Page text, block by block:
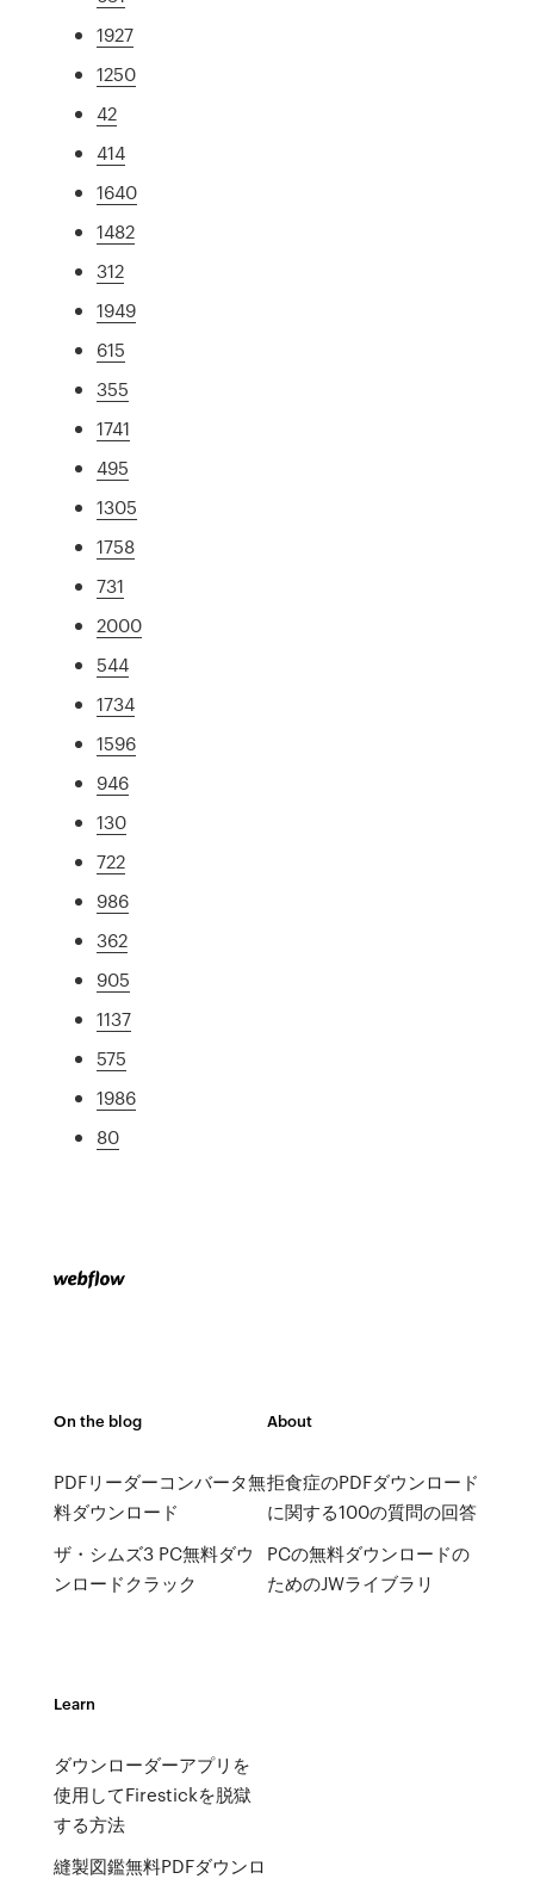
1927
1250
42
414
1640
1482
312
1949
615
355
1741
495
1305
1758
731
2000
544
1734
1596
946
130
722
986
362
905
1137
575
1986
80
On the blog
PDFリーダーコンバータ無
料ダウンロード
ザ・シムズ3 PC無料ダウ
ンロードクラック
About
拒食症のPDFダウンロード
に関する100の質問の回答
PCの無料ダウンロードの
ためのJWライブラリ
Learn
ダウンローダーアプリを
使用してFirestickを脱獄
する方法
縫製図鑑無料PDFダウンロ